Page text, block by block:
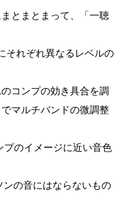
とまとまって、「一聴
それぞれ異なるレベルの
コンプの効き具合を調
マルチバンドの微調整
プのイメージに近い音色
の音にはならないもの